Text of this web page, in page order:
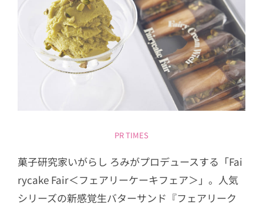
PR TIMES
菓子研究家いがらし ろみがプロデュースする「Fai
rycake Fair＜フェアリーケーキフェア＞」。人気
シリーズの新感覚生バターサンド『フェアリーク